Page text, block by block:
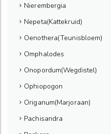
Nierembergia
Nepeta(Kattekruid)
Oenothera(Teunisbloem)
Omphalodes
Onopordum(Wegdistel)
Ophiopogon
Origanum(Marjoraan)
Pachisandra